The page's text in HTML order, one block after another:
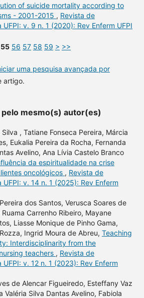
of suicide mortality according to
- 2001-2015 , Revista de
UFPI: v. 9 n. 1 (2020): Rev Enferm UFPI
55 56 57 58 59 > >>
uma pesquisa avançada por
artigo.
mesmo(s) autor(es)
, Tatiane Fonseca Pereira, Márcia
Eukalia Pereira da Rocha, Fernanda
Avelino, Ana Lívia Castelo Branco
da espiritualidade na crise
oncológicos , Revista de
UFPI: v. 14 n. 1 (2025): Rev Enferm
dos Santos, Verusca Soares de
Carrenho Ribeiro, Mayane
Liasse Monique de Pinho Gama,
Ingrid Moura de Abreu, Teaching
Interdisciplinarity from the
teachers , Revista de
UFPI: v. 12 n. 1 (2023): Rev Enferm
de Alencar Figueiredo, Esteffany Vaz
Valéria Silva Dantas Avelino, Fabiola